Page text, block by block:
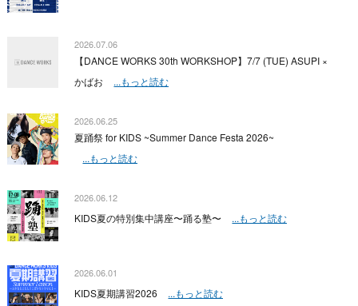
2026.07.06
【DANCE WORKS 30th WORKSHOP】7/7 (TUE) ASUPI ×
かばお
...もっと読む
2026.06.25
夏踊祭 for KIDS ~Summer Dance Festa 2026~
...もっと読む
2026.06.12
KIDS夏の特別集中講座〜踊る塾〜 ...もっと読む
2026.06.01
KIDS夏期講習2026 ...もっと読む